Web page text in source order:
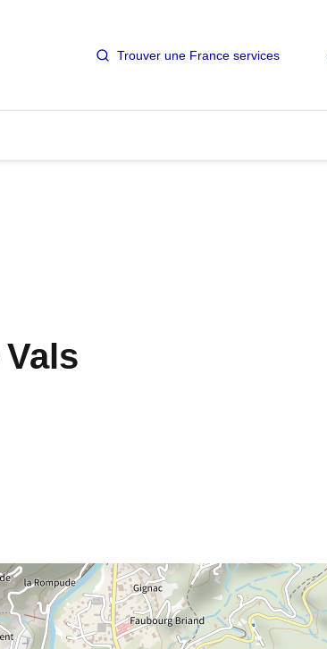
Trouver une France services